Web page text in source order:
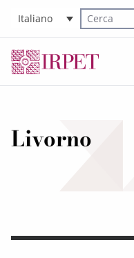
Italiano
Cerca nel sito
Livorno